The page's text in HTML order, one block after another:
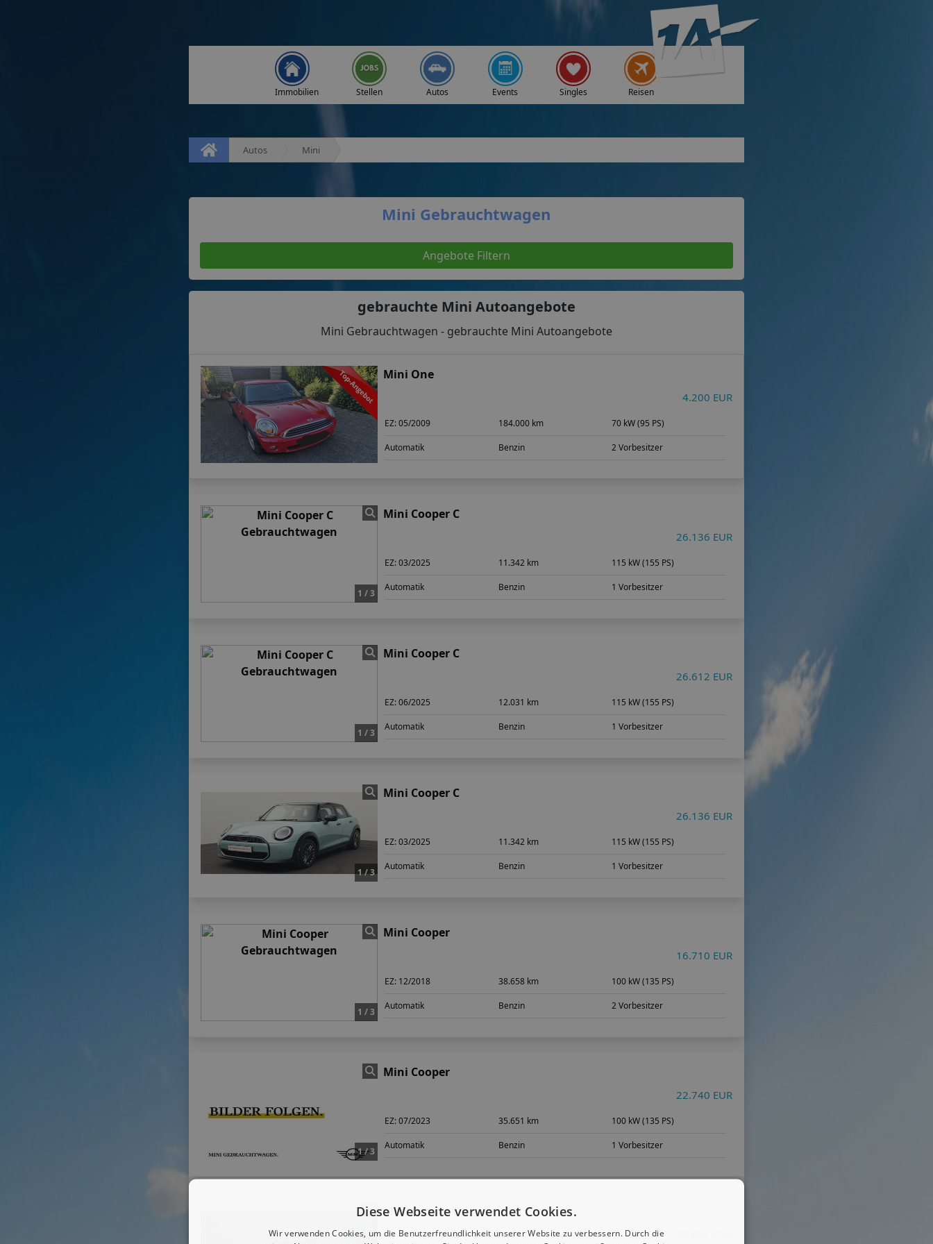
Immobilien Stellen Autos Events Singles Reisen
Autos Mini
Mini Gebrauchtwagen
Angebote Filtern
gebrauchte Mini Autoangebote
Mini Gebrauchtwagen - gebrauchte Mini Autoangebote
Mini One
4.200 EUR
EZ:05/2009 184.000 km 70 kW (95 PS)
Automatik Benzin 2 Vorbesitzer
1 / 3
Mini Cooper C
26.136 EUR
EZ:03/2025 11.342 km 115 kW (155 PS)
Automatik Benzin 1 Vorbesitzer
1 / 3
Mini Cooper C
26.612 EUR
EZ:06/2025 12.031 km 115 kW (155 PS)
Automatik Benzin 1 Vorbesitzer
1 / 3
Mini Cooper C
26.136 EUR
EZ:03/2025 11.342 km 115 kW (155 PS)
Automatik Benzin 1 Vorbesitzer
1 / 3
Mini Cooper
16.710 EUR
EZ: 12/2018 38.658 km 100 kW (135 PS)
Automatik Benzin 2 Vorbesitzer
1 / 3
Mini Cooper
22.740 EUR
EZ:07/2023 35.651 km 100 kW (135 PS)
Automatik Benzin 1 Vorbesitzer
Mini Cooper C
Diese Webseite verwendet Cookies.
Wir verwenden Cookies, um die Benutzerfreundlichkeit unserer Website zu verbessern. Durch die